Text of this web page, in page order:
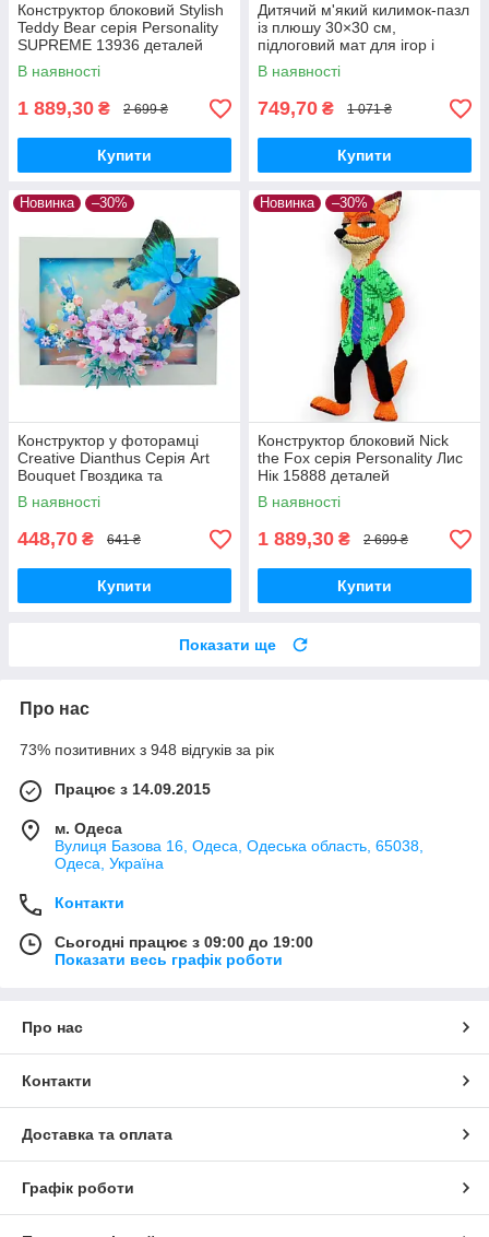
Конструктор блоковий Stylish
Teddy Bear серія Personality
SUPREME 13936 деталей
В наявності
1 889,30 ₴ 2 699 ₴
Купити
Дитячий м'який килимок-пазл
із плюшу 30×30 см,
підлоговий мат для ігор і
повзання, набір 10 шт., білий/
сірий
В наявності
749,70 ₴ 1 071 ₴
Купити
Новинка –30%
Конструктор у фоторамці
Creative Dianthus Серія Art
Bouquet Гвоздика та
блакитний метелик 308
деталі
В наявності
448,70 ₴ 641 ₴
Купити
Новинка –30%
Конструктор блоковий Nick
the Fox серія Personality Лис
Нік 15888 деталей
В наявності
1 889,30 ₴ 2 699 ₴
Купити
Показати ще
Про нас
73% позитивних з 948 відгуків за рік
Працює з 14.09.2015
м. Одеса
Вулиця Базова 16, Одеса, Одеська область, 65038,
Одеса, Україна
Контакти
Сьогодні працює з 09:00 до 19:00
Показати весь графік роботи
Про нас
Контакти
Доставка та оплата
Графік роботи